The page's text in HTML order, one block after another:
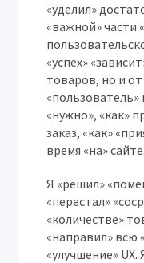
«уделил»
«важной» части
«успех»
товаров, но и от
«нужно», «как»
заказ, «как»
время «на» сайте.
Я «решил»
«перестал»
«количестве»
«направил» всю
«улучшение»